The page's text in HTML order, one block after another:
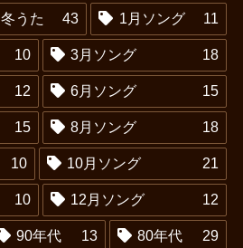
冬うた 43 1月ソング 11
10 3月ソング 18
12 6月ソング 15
15 8月ソング 18
10 10月ソング 21
10 12月ソング 12
90年代 13 80年代 29